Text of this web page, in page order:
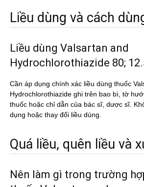
Liều dùng và cách
Liều dùng Valsartan and
Hydrochlorothiazide 80;
Cần áp dụng chính xác liều dùng thuốc
Hydrochlorothiazide ghi trên bao bì, tờ
thuốc hoặc chỉ dẫn của bác sĩ, dược sĩ.
dụng hoặc thay đổi liều dùng.
Quá liều, quên liều và
Nên làm gì trong trường